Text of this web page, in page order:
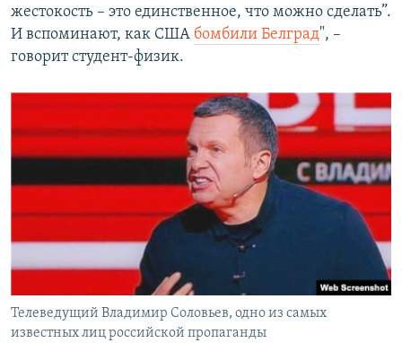
жестокость – это единственное, что можно сделать”.
И вспоминают, как США бомбили Белград", –
говорит студент-физик.
Телеведущий Владимир Соловьев, одно из самых
известных лиц российской пропаганды